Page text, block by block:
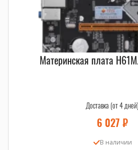
Материнская плата
Доставка (от 4 дней)
6 027 ₽
В наличии